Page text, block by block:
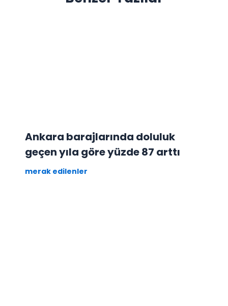
Ankara barajlarında doluluk
geçen yıla göre yüzde 87 arttı
merak edilenler